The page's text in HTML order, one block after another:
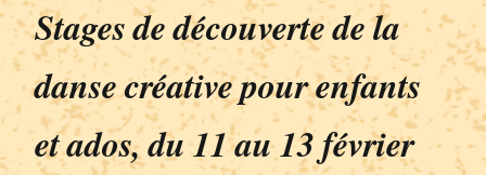
Stages de découverte de la
danse créative pour enfants
et ados, du 11 au 13 février